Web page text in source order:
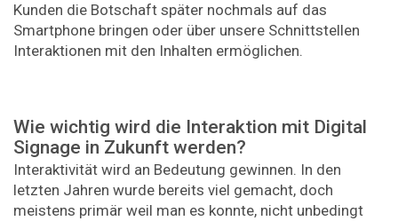
Kunden die Botschaft später nochmals auf das
Smartphone bringen oder über unsere Schnittstellen
Interaktionen mit den Inhalten ermöglichen.
Wie wichtig wird die Interaktion mit ­Digital
Signage in Zukunft werden?
Interaktivität wird an Bedeutung gewinnen. In den
letzten Jahren wurde bereits viel gemacht, doch
meistens primär weil man es konnte, nicht unbedingt